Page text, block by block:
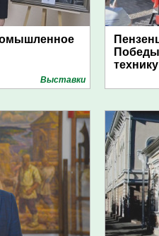
Выставки
технику